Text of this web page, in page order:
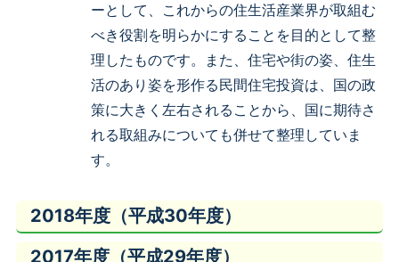
ーとして、これからの住生活産業界が取組む
べき役割を明らかにすることを目的として整
理したものです。また、住宅や街の姿、住生
活のあり姿を形作る民間住宅投資は、国の政
策に大きく左右されることから、国に期待さ
れる取組みについても併せて整理していま
す。
2018年度（平成30年度）
平成31年度住宅関係予算・税制改正要望（重点
2017年度（平成29年度）